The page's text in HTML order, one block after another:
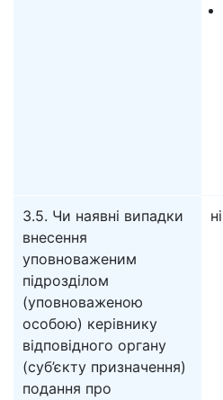
3.5. Чи наявні випадки
внесення
уповноваженим
підрозділом
(уповноваженою
особою) керівнику
відповідного органу
(суб’єкту призначення)
подання про
ні